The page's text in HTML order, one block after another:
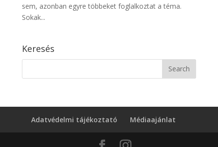
sem, azonban egyre többeket foglalkoztat a téma.
Sokak...
Keresés
Adatvédelmi tájékoztató Médiaajánlat